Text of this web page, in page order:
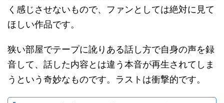
く感じさせないもので、ファンとしては絶対に見て
ほしい作品です。
狭い部屋でテープに訛りある話し方で自身の声を録
音して、話した内容とは違う本音が再生されてしま
うという奇妙なものです。ラストは衝撃的です。